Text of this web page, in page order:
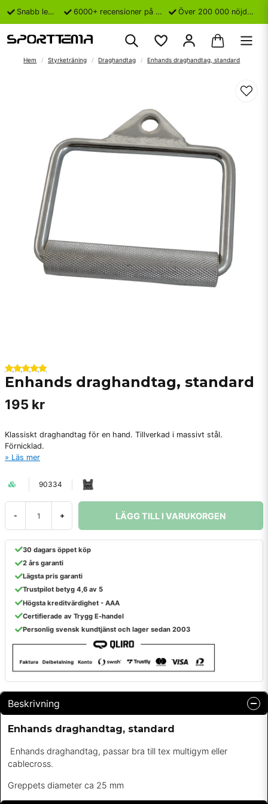
Snabb leverans 6000+ recensioner på Trustpilot Över 200 000 nöjda kunder
Hem Styrketräning Draghandtag Enhands draghandtag, standard
Enhands draghandtag, standard
195 kr
Klassiskt draghandtag för en hand. Tillverkad i massivt stål.
Förnicklad.
Läs mer
90334
- + LÄGG TILL I VARUKORGEN
30 dagars öppet köp
2 års garanti
Lägsta pris garanti
Trustpilot betyg 4,6 av 5
Högsta kreditvärdighet - AAA
Certifierade av Trygg E-handel
Personlig svensk kundtjänst och lager sedan 2003
Beskrivning
Enhands draghandtag, standard
Enhands draghandtag, passar bra till tex multigym eller
cablecross.
Greppets diameter ca 25 mm